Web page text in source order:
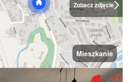
Zobacz zdjęcie
Mieszkanie